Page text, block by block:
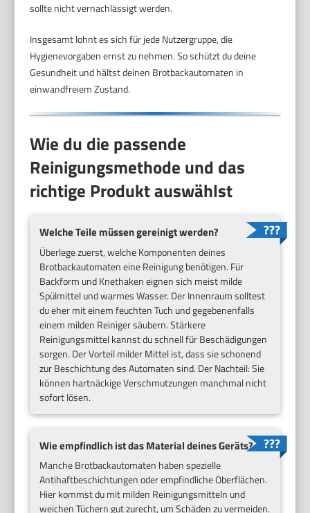
sollte nicht vernachlässigt werden.
Insgesamt lohnt es sich für jede Nutzergruppe, die
Hygienevorgaben ernst zu nehmen. So schützt du deine
Gesundheit und hältst deinen Brotbackautomaten in
einwandfreiem Zustand.
Wie du die passende
Reinigungsmethode und das
richtige Produkt auswählst
Welche Teile müssen gereinigt werden?
Überlege zuerst, welche Komponenten deines
Brotbackautomaten eine Reinigung benötigen. Für
Backform und Knethaken eignen sich meist milde
Spülmittel und warmes Wasser. Der Innenraum solltest
du eher mit einem feuchten Tuch und gegebenenfalls
einem milden Reiniger säubern. Stärkere
Reinigungsmittel kannst du schnell für Beschädigungen
sorgen. Der Vorteil milder Mittel ist, dass sie schonend
zur Beschichtung des Automaten sind. Der Nachteil: Sie
können hartnäckige Verschmutzungen manchmal nicht
sofort lösen.
Wie empfindlich ist das Material deines Geräts?
Manche Brotbackautomaten haben spezielle
Antihaftbeschichtungen oder empfindliche Oberflächen.
Hier kommst du mit milden Reinigungsmitteln und
weichen Tüchern gut zurecht, um Schäden zu vermeiden.